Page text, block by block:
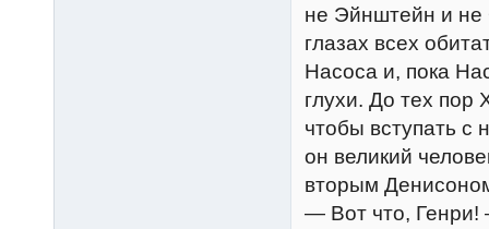
не Эйнштейн и не
глазах всех
Насоса и, пока
глухи. До тех
чтобы вступать с
он великий
вторым
— Вот что, Генри!